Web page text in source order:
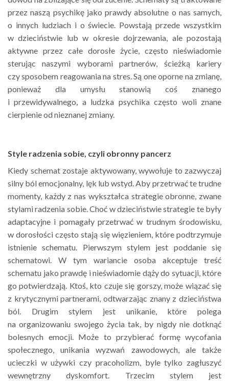
przez naszą psychikę jako prawdy absolutne o nas samych,
o innych ludziach i o świecie. Powstają przede wszystkim
w dzieciństwie lub w okresie dojrzewania, ale pozostają
aktywne przez całe dorosłe życie, często nieświadomie
sterując naszymi wyborami partnerów, ścieżką kariery
czy sposobem reagowania na stres. Są one oporne na zmianę,
ponieważ dla umysłu stanowią coś znanego
i przewidywalnego, a ludzka psychika często woli znane
cierpienie od nieznanej zmiany.
Style radzenia sobie, czyli obronny pancerz
Kiedy schemat zostaje aktywowany, wywołuje to zazwyczaj
silny ból emocjonalny, lęk lub wstyd. Aby przetrwać te trudne
momenty, każdy z nas wykształca strategie obronne, zwane
stylami radzenia sobie. Choć w dzieciństwie strategie te były
adaptacyjne i pomagały przetrwać w trudnym środowisku,
w dorosłości często stają się więzieniem, które podtrzymuje
istnienie schematu. Pierwszym stylem jest poddanie się
schematowi. W tym wariancie osoba akceptuje treść
schematu jako prawdę i nieświadomie dąży do sytuacji, które
go potwierdzają. Ktoś, kto czuje się gorszy, może wiązać się
z krytycznymi partnerami, odtwarzając znany z dzieciństwa
ból. Drugim stylem jest unikanie, które polega
na organizowaniu swojego życia tak, by nigdy nie dotknąć
bolesnych emocji. Może to przybierać formę wycofania
społecznego, unikania wyzwań zawodowych, ale także
ucieczki w używki czy pracoholizm, byle tylko zagłuszyć
wewnętrzny dyskomfort. Trzecim stylem jest